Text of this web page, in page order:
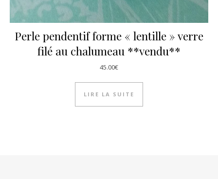
Perle pendentif forme « lentille » verre
filé au chalumeau **vendu**
45.00€
LIRE LA SUITE